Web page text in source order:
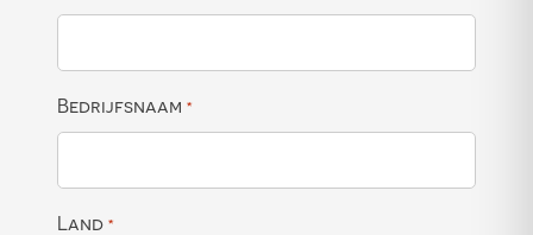
Bedrijfsnaam *
Land *